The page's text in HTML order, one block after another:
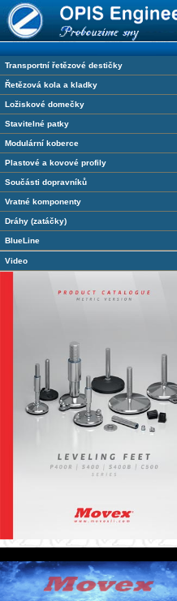
Transportní řetězové destičky
Řetězová kola a kladky
Ložiskové domečky
Stavitelné patky
Modulární koberce
Plastové a kovové profily
Součásti dopravníků
Vratné komponenty
Dráhy (zatáčky)
BlueLine
Video